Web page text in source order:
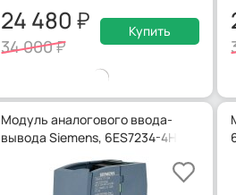
24 480
34 000
Купить
Модуль аналогового ввода-
вывода Siemens, 6ES7234-4HE32-0XB0